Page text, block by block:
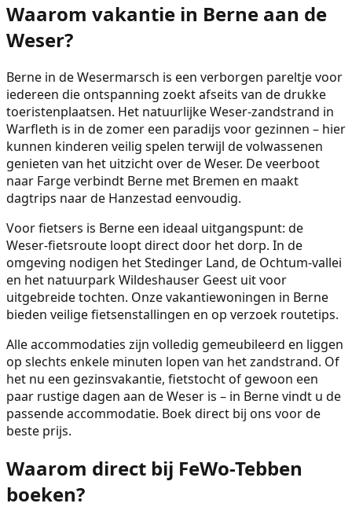
Waarom vakantie in Berne aan de
Weser?
Berne in de Wesermarsch is een verborgen pareltje voor
iedereen die ontspanning zoekt afseits van de drukke
toeristenplaatsen. Het natuurlijke Weser-zandstrand in
Warfleth is in de zomer een paradijs voor gezinnen – hier
kunnen kinderen veilig spelen terwijl de volwassenen
genieten van het uitzicht over de Weser. De veerboot
naar Farge verbindt Berne met Bremen en maakt
dagtrips naar de Hanzestad eenvoudig.
Voor fietsers is Berne een ideaal uitgangspunt: de
Weser-fietsroute loopt direct door het dorp. In de
omgeving nodigen het Stedinger Land, de Ochtum-vallei
en het natuurpark Wildeshauser Geest uit voor
uitgebreide tochten. Onze vakantiewoningen in Berne
bieden veilige fietsenstallingen en op verzoek routetips.
Alle accommodaties zijn volledig gemeubileerd en liggen
op slechts enkele minuten lopen van het zandstrand. Of
het nu een gezinsvakantie, fietstocht of gewoon een
paar rustige dagen aan de Weser is – in Berne vindt u de
passende accommodatie. Boek direct bij ons voor de
beste prijs.
Waarom direct bij FeWo-Tebben
boeken?